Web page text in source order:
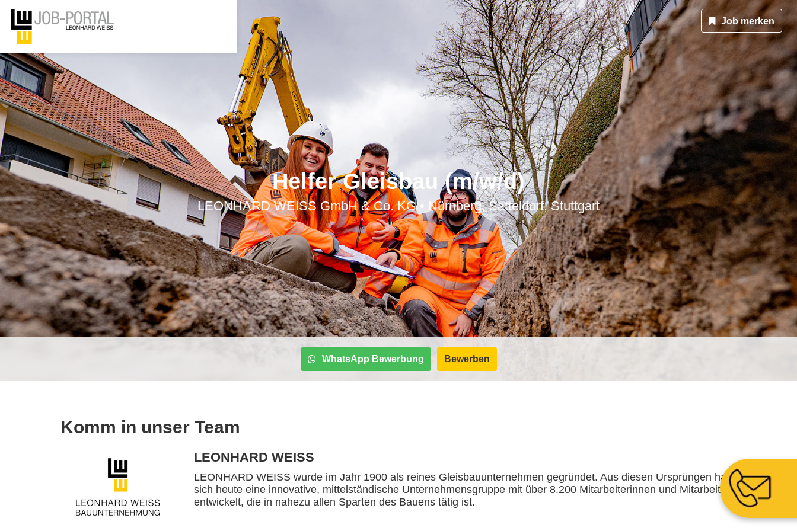
Helfer Gleisbau (m/w/d)
LEONHARD WEISS GmbH & Co. KG • Nürnberg, Satteldorf, Stuttgart
Job merken
WhatsApp Bewerbung Bewerben
Komm in unser Team
LEONHARD WEISS
LEONHARD WEISS wurde im Jahr 1900 als reines Gleisbauunternehmen gegründet. Aus diesen Ursprüngen hat
sich heute eine innovative, mittelständische Unternehmensgruppe mit über 8.200 Mitarbeiterinnen und Mitarbeitern
entwickelt, die in nahezu allen Sparten des Bauens tätig ist.